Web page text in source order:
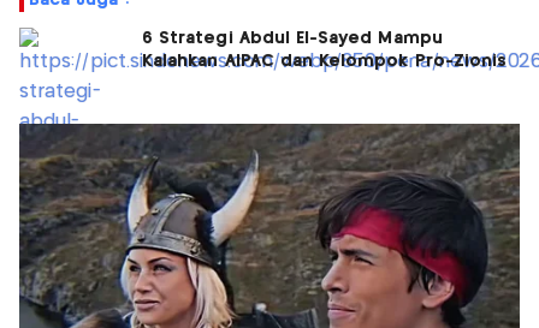
6 Strategi Abdul El-Sayed Mampu
Kalahkan AIPAC dan Kelompok Pro-Zionis